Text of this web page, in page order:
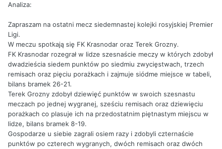
Analiza:
Zapraszam na ostatni mecz siedemnastej kolejki rosyjskiej Premier
Ligi.
W meczu spotkają się FK Krasnodar oraz Terek Grozny.
FK Krasnodar rozegrał w lidze szesnaście meczy w których zdobył
dwadzieścia siedem punktów po siedmiu zwycięstwach, trzech
remisach oraz pięciu porażkach i zajmuje siódme miejsce w tabeli,
bilans bramek 26-21.
Terek Grozny zdobył dziewięć punktów w swoich szesnastu
meczach po jednej wygranej, sześciu remisach oraz dziewięciu
porażkach co plasuje ich na przedostatnim piętnastym miejscu w
lidze, bilans bramek 8-19.
Gospodarze u siebie zagrali osiem razy i zdobyli czternaście
punktów po czterech wygranych, dwóch remisach oraz dwóch